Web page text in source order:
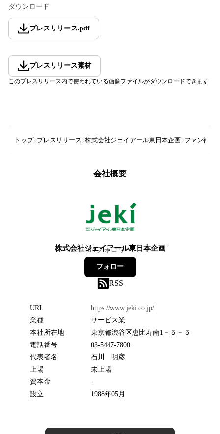
ダウンロード
プレスリリース.pdf
プレスリリース素材
このプレスリリース内で使われている画像ファイルがダウンロードできます
トップ プレスリリース 株式会社ジェイアール東日本企画 ファン待望
会社概要
株式会社ジェイアール東日本企画
64フォロワー
フォロー
RSS
URL
https://www.jeki.co.jp/
業種
サービス業
本社所在地
東京都渋谷区恵比寿南1－５－５
電話番号
03-5447-7800
代表者名
石川 明彦
上場
未上場
資本金
-
設立
1988年05月